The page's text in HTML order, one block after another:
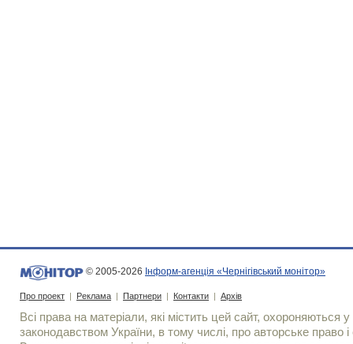
© 2005-2026 Інформ-агенція «Чернігівський монітор»
Про проект | Реклама | Партнери | Контакти | Архів
Всі права на матеріали, які містить цей сайт, охороняються у
законодавством України, в тому числі, про авторське право і